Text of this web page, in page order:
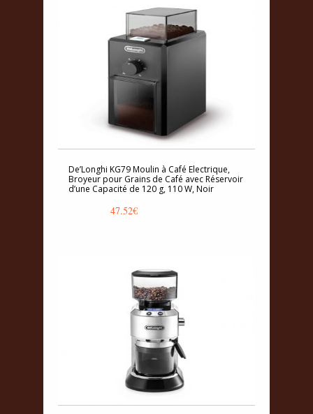
De’Longhi KG79 Moulin à Café Electrique,
Broyeur pour Grains de Café avec Réservoir
d’une Capacité de 120 g, 110 W, Noir
47.52€